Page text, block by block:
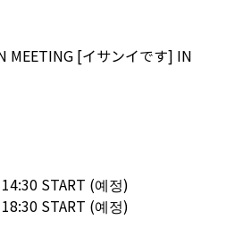
MEETING [イサンイです] IN
START (예정)
START (예정)